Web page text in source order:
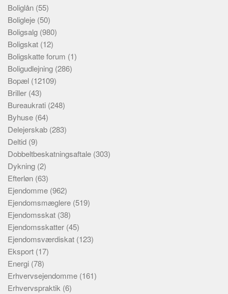
Boliglån (55)
Boligleje (50)
Boligsalg (980)
Boligskat (12)
Boligskatte forum (1)
Boligudlejning (286)
Bopæl (12109)
Briller (43)
Bureaukrati (248)
Byhuse (64)
Delejerskab (283)
Deltid (9)
Dobbeltbeskatningsaftale (303)
Dykning (2)
Efterløn (63)
Ejendomme (962)
Ejendomsmæglere (519)
Ejendomsskat (38)
Ejendomsskatter (45)
Ejendomsværdiskat (123)
Eksport (17)
Energi (78)
Erhvervsejendomme (161)
Erhvervspraktik (6)